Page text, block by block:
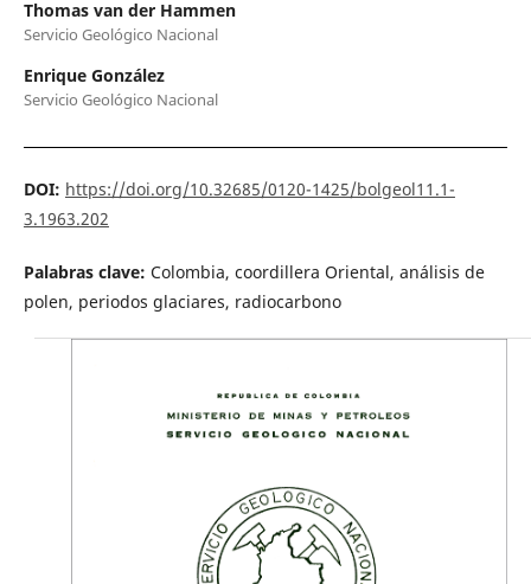
Thomas van der Hammen
Servicio Geológico Nacional
Enrique González
Servicio Geológico Nacional
DOI: https://doi.org/10.32685/0120-1425/bolgeol11.1-
3.1963.202
Palabras clave: Colombia, coordillera Oriental, análisis de
polen, periodos glaciares, radiocarbono